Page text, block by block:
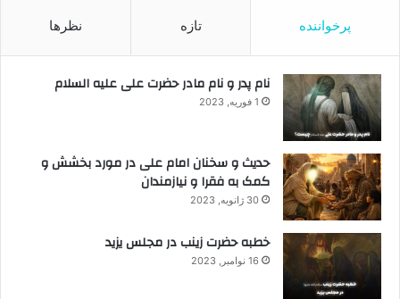
پرخواننده تازه نظرها
نام پدر و نام مادر حضرت علی علیه السلام
1 فوریه, 2023
حدیث و سخنان امام علی در مورد بخشش و
کمک به فقرا و نیازمندان
30 ژانویه, 2023
خطبه حضرت زینب در مجلس یزید
16 نوامبر, 2023